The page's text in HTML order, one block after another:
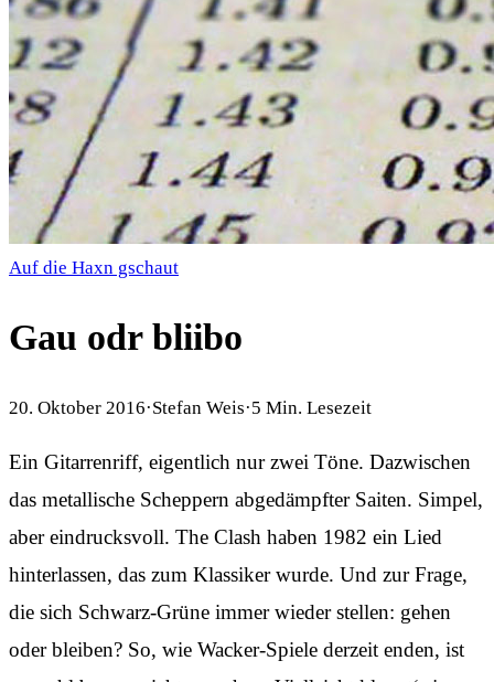
Auf die Haxn gschaut
Gau odr bliibo
20. Oktober 2016·Stefan Weis·5 Min. Lesezeit
Ein Gitarrenriff, eigentlich nur zwei Töne. Dazwischen
das metallische Scheppern abgedämpfter Saiten. Simpel,
aber eindrucksvoll. The Clash haben 1982 ein Lied
hinterlassen, das zum Klassiker wurde. Und zur Frage,
die sich Schwarz-Grüne immer wieder stellen: gehen
oder bleiben? So, wie Wacker-Spiele derzeit enden, ist